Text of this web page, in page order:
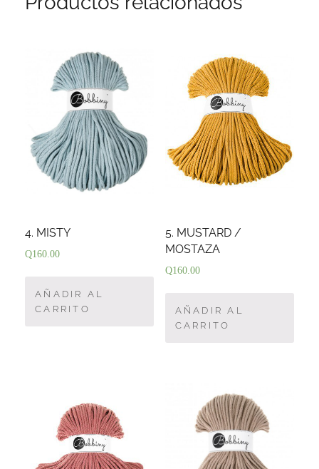
4. MISTY
Q160.00
AÑADIR AL
CARRITO
5. MUSTARD /
MOSTAZA
Q160.00
AÑADIR AL
CARRITO